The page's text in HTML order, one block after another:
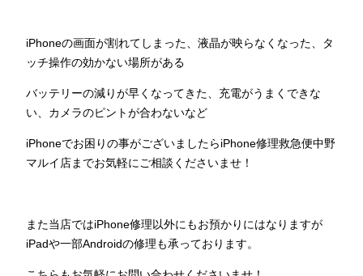
iPhoneの画面が割れてしまった、液晶が映らなくなった、タ
ッチ操作の効かない場所がある
バッテリーの減りが早くなってきた、充電がうまくできな
い、カメラのピントが合わないなど
iPhoneでお困りの事がございましたらiPhone修理救急便中野
マルイ店までお気軽にご相談くださいませ！
また当店ではiPhone修理以外にもお預かりにはなりますが
iPadや一部Androidの修理も承っております。